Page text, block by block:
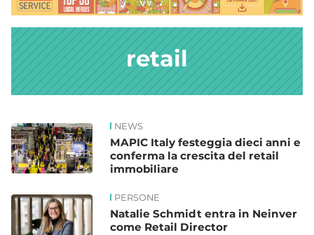
retail
News NEWS
MAPIC Italy festeggia dieci anni e
conferma la crescita del retail
immobiliare
PERSONE
Natalie Schmidt entra in Neinver
come Retail Director